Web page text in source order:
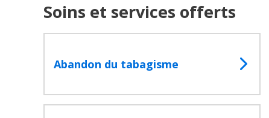
Rechercher
Soins et services offerts
Abandon du tabagisme